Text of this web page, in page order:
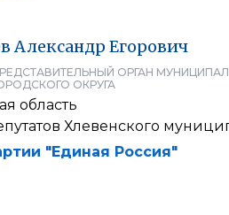
Александр Егорович
ОРГАН
ОКРУГА
область
Хлевенского
"Единая Россия"